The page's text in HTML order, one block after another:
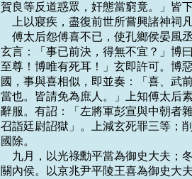
賀良等反道惑眾，奸態當窮竟。」皆
上以寢疾，盡復前世所嘗興諸神
傅太后怨傅喜不已，使孔鄉侯晏
玄言：「事已前決，得無不宜？」博
至尊！博唯有死耳！」玄即許可。博
國，事與喜相似，即並奏：「喜、武
當也。皆請免為庶人。」上知傅太后
辭服。有詔：「左將軍彭宣與中朝者
召詣廷尉詔獄」。上減玄死罪三等；
國除。
九月，以光祿勳平當為御史大夫
關內侯。以京兆尹平陵王喜為御史大